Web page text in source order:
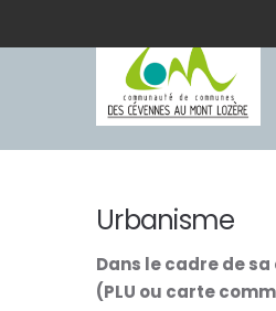
Urbanisme
Dans le cadre de
(PLU ou carte